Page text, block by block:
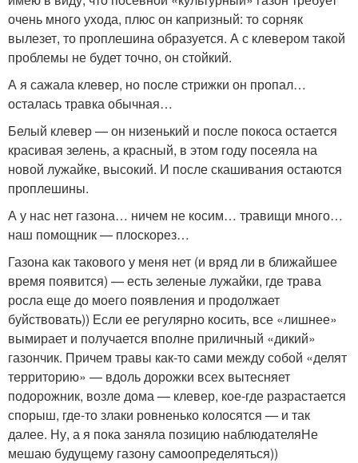
очень много ухода, плюс он капризный: то сорняк
вылезет, то проплешина образуется. А с клевером такой
проблемы не будет точно, он стойкий.
А я сажала клевер, но после стрижки он пропал…
осталась травка обычная…
Белый клевер — он низенький и после покоса остается
красивая зелень, а красный, в этом году посеяла на
новой лужайке, высокий. И после скашивания остаются
проплешины.
А у нас нет газона… ничем не косим… травищи много…
наш помощник — плоскорез…
Газона как такового у меня нет (и вряд ли в ближайшее
время появится) — есть зеленые лужайки, где трава
росла еще до моего появления и продолжает
буйствовать)) Если ее регулярно косить, все «лишнее»
вымирает и получается вполне приличный «дикий»
газончик. Причем травы как-то сами между собой «делят
территорию» — вдоль дорожки всех вытесняет
подорожник, возле дома — клевер, кое-где разрастается
спорыш, где-то злаки ровненько колосятся — и так
далее. Ну, а я пока заняла позицию наблюдателяНе
мешаю будущему газону самоопределяться))